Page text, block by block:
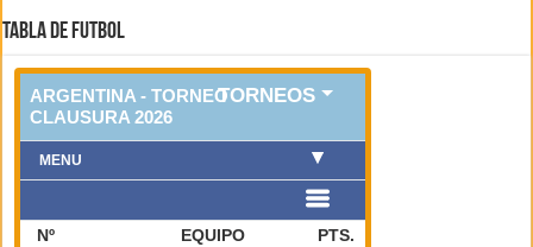
TABLA DE FUTBOL